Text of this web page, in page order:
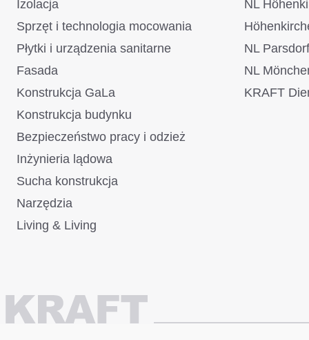
Scheibler Import-GmbH
Scheitler
Scherf GmbH & Co. KG
Schilderwerk Beutha
Schlagmann Poroton
Schleyer Sicherheit &
Schneefangsysteme
Rees
Izolacja
Sprzęt i technologia mocowania
Płytki i urządzenia sanitarne
Fasada
Konstrukcja GaLa
Konstrukcja budynku
Bezpieczeństwo pracy i odzież
Inżynieria lądowa
Sucha konstrukcja
Narzędzia
Living & Living
NL
NL Parsdorf
NL
KRAFT